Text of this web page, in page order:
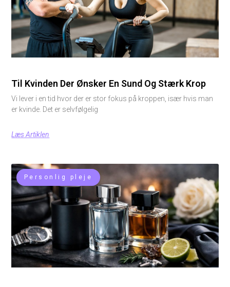
Til Kvinden Der Ønsker En Sund Og Stærk Krop
Vi lever i en tid hvor der er stor fokus på kroppen, især hvis man
er kvinde. Det er selvfølgelig
Læs Artiklen
Personlig pleje